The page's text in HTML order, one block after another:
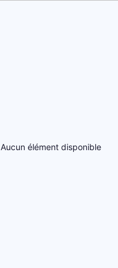
Aucun élément disponible